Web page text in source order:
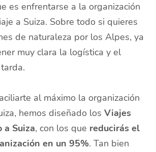
es enfrentarse a la organización
a Suiza. Sobre todo si quieres
de naturaleza por los Alpes, ya
muy clara la logística y el
al máximo la organización
hemos diseñado losViajes
a Suiza, con los que reducirás el
en un 95%. Tan bien